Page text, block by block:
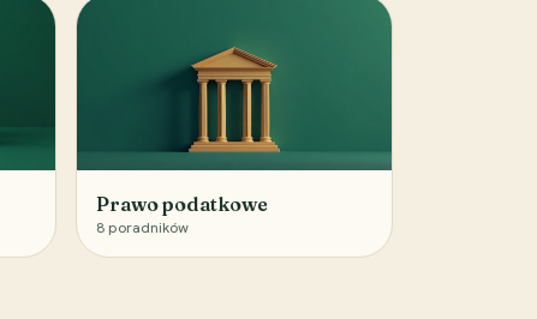
Prawo podatkowe
8 poradników